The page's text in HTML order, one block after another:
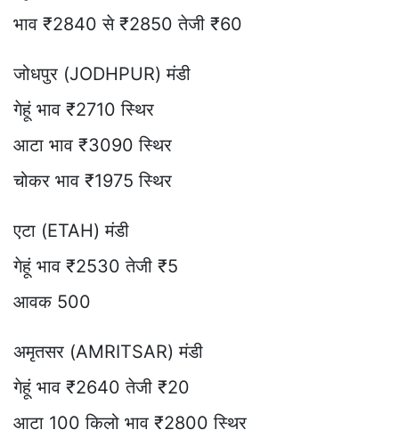
भाव ₹2840 से ₹2850 तेजी ₹60
जोधपुर (JODHPUR) मंडी
गेहूं भाव ₹2710 स्थिर
आटा भाव ₹3090 स्थिर
चोकर भाव ₹1975 स्थिर
एटा (ETAH) मंडी
गेहूं भाव ₹2530 तेजी ₹5
आवक 500
अमृतसर (AMRITSAR) मंडी
गेहूं भाव ₹2640 तेजी ₹20
आटा 100 किलो भाव ₹2800 स्थिर